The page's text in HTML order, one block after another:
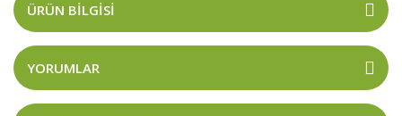
ÜRÜN BILGISI
YORUMLAR